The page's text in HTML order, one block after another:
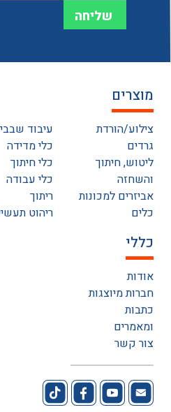
מוצרים
צילוע/הורדת
גרדים
ליטוש, חיתוך
והשחזה
אביזרים למכונות
כלים
עיבוד שבבי
כלי מדידה
כלי חיתוך
כלי עבודה
ריתוך
ריהוט
כללי
אודות
חברות מיוצגות
כתבות
ומאמרים
צור קשר